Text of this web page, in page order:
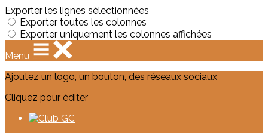
Exporter les lignes sélectionnées
Exporter toutes les colonnes
Exporter uniquement les colonnes affichées
Menu
Ajoutez un logo, un bouton, des réseaux sociaux
Cliquez pour éditer